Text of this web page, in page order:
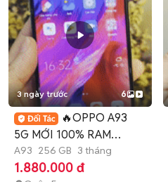
3 ngày trước 6
🔥OPPO A93
5G MỚI 100% RAM
12GB-256GB ĐẸP MƯỢT
MÀ🔥
A93 256 GB 3 tháng
1.880.000 đ